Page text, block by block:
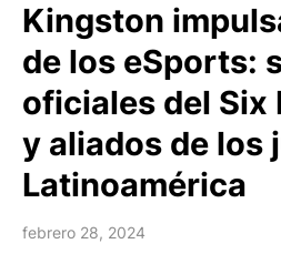
Kingston
de los eSports:
oficiales del Six
y aliados de los
Latinoamérica
febrero 28, 2024